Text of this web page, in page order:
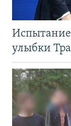
улыбки